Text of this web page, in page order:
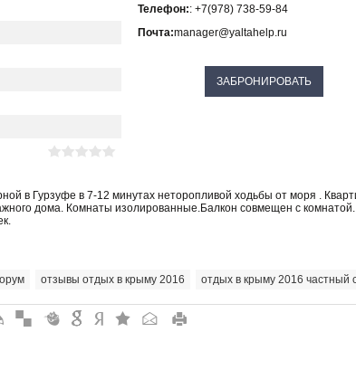
Телефон:: +7(978) 738-59-84
Почта:manager@yaltahelp.ru
в Гурзуфе в 7-12 минутах неторопливой ходьбы от моря .
дома. Комнаты изолированные.Балкон совмещен с комнатой.
отзывы отдых в крыму 2016
отдых в крыму 2016 частный
# " & 6 Q P R